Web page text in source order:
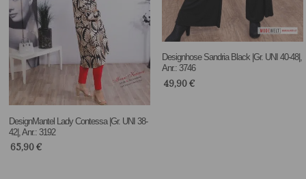
Designhose Sandria Black |Gr. UNI 40-48|,
Anr.: 3746
49,90€
DesignMantel Lady Contessa |Gr. UNI 38-
42|, Anr.: 3192
65,90€